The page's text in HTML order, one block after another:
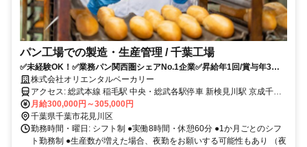
パン工場での製造・生産管理 / 千葉工場
✅未経験OK！✅業務パン関西圏シェアNo.1企業✅昇給年1回/賞与年3回✅
年間休日120日
株式会社オリエンタルベーカリー
アクセス: 総武本線 稲毛駅 中央・総武各駅停車 新検見川駅 京成千葉
線 京成稲毛駅
月給300,000円～305,000円
千葉県千葉市花見川区
勤務時間・曜日: シフト制 ●実働8時間・休憩60分 ●1か月ごとのシフ
ト勤務制 ●生産数が増えた場合、夜勤をお願いする可能性もあり （夜